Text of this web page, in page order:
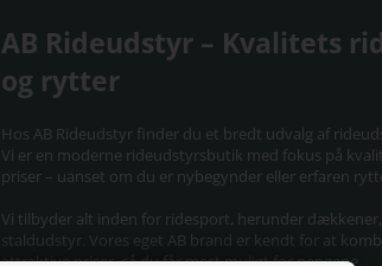
AB Rideudstyr – Kvalitets
og rytter
Hos AB Rideudstyr finder du et bredt udvalg af
Vi er en moderne rideudstyrsbutik med fokus på
priser – uanset om du er nybegynder eller erfaren
Vi tilbyder alt inden for ridesport, herunder
staldudstyr. Vores eget AB brand er kendt for at
attraktive priser, så du får mest muligt for pengene.